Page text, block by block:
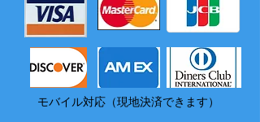
モバイル対応（現地決済できます）